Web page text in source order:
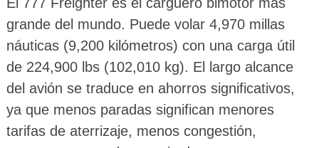
grande del mundo. Puede volar 4,970 millas
náuticas (9,200 kilómetros) con una carga útil
de 224,900 lbs (102,010 kg). El largo alcance
del avión se traduce en ahorros significativos,
ya que menos paradas significan menores
tarifas de aterrizaje, menos congestión,